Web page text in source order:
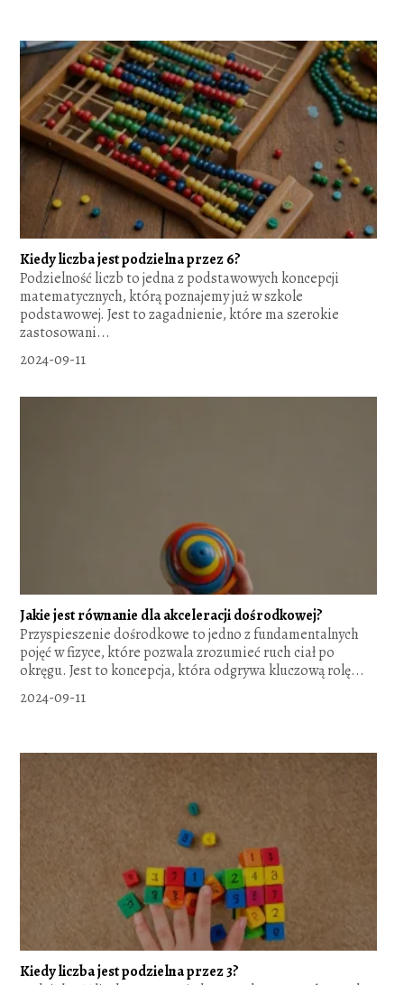
Kiedy liczba jest podzielna przez 6?
Podzielność liczb to jedna z podstawowych koncepcji
matematycznych, którą poznajemy już w szkole
podstawowej. Jest to zagadnienie, które ma szerokie
zastosowani...
2024-09-11
Jakie jest równanie dla akceleracji dośrodkowej?
Przyspieszenie dośrodkowe to jedno z fundamentalnych
pojęć w fizyce, które pozwala zrozumieć ruch ciał po
okręgu. Jest to koncepcja, która odgrywa kluczową rolę...
2024-09-11
Kiedy liczba jest podzielna przez 3?